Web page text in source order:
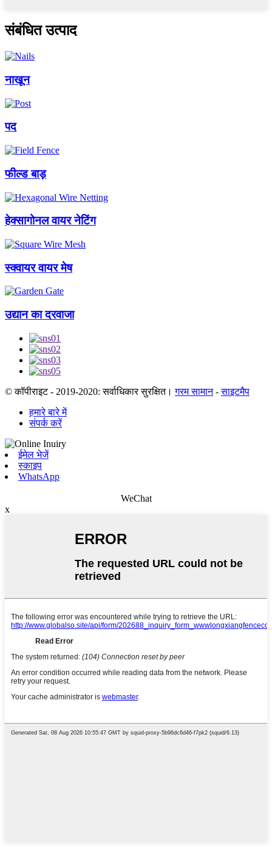
संबंधित उत्पाद
नाखून
पद
फील्ड बाड़
हेक्सागोनल वायर नेटिंग
स्क्वायर वायर मेष
उद्यान का दरवाजा
© कॉपीराइट - 2019-2020: सर्वाधिकार सुरक्षित।गरम सामान-साइटमैप
हमारे बारे में
संपर्क करें
ईमेल भेजें
स्काइप
WhatsApp
WeChat
x